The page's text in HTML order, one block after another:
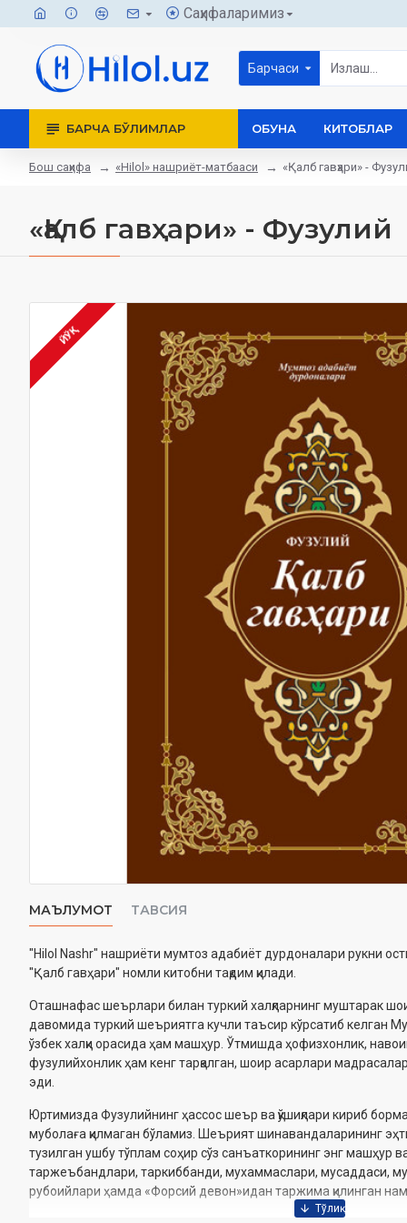
Саҳифаларимиз
Барчаси
БАРЧА БЎЛИМЛАР ОБУНА КИТОБЛАР
Бош саҳифа «Hilol» нашриёт-матбааси «Қалб гавҳари» -
«Қалб гавҳари» - Фузулий
ЙЎҚ
МАЪЛУМОТ ТАВСИЯ
"Hilol Nashr" нашриёти мумтоз адабиёт дурдоналари рукни
"Қалб гавҳари" номли китобни тақдим қилади.
Оташнафас шеърлари билан туркий халқларнинг муштарак
давомида туркий шеъриятга кучли таъсир кўрсатиб келган
ўзбек халқи орасида ҳам машҳур. Ўтмишда ҳофизхонлик,
фузулийхонлик ҳам кенг тарқалган, шоир асарлари
эди.
Юртимизда Фузулийнинг ҳассос шеър ва қўшиқлари кириб
муболаға қилмаган бўламиз. Шеърият шинавандаларининг
тузилган ушбу тўплам соҳир сўз санъаткорининг энг машҳур
таржеъбандлари, таркиббанди, мухаммаслари, мусаддаси,
рубоийлари ҳамда «Форсий девон»идан таржима қилинган